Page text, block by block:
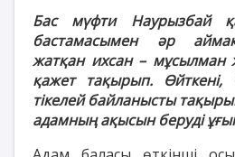
Бас мүфти Наурызбай
бастамасымен әр
жатқан ихсан – мұсылман
қажет тақырып.
тікелей байланысты
адамның ақысын беруді